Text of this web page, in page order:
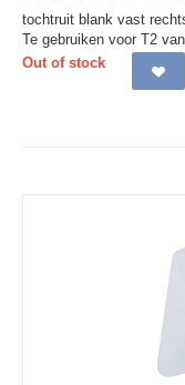
tochtruit blank vast
Te gebruiken voor T2
Out of stock